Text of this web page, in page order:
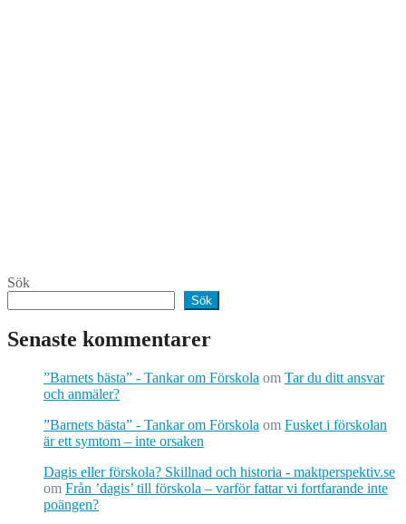
Sök
Sök
Senaste kommentarer
”Barnets bästa” - Tankar om Förskola om Tar du ditt ansvar
och anmäler?
”Barnets bästa” - Tankar om Förskola om Fusket i förskolan
är ett symtom – inte orsaken
Dagis eller förskola? Skillnad och historia - maktperspektiv.se
om Från ’dagis’ till förskola – varför fattar vi fortfarande inte
poängen?